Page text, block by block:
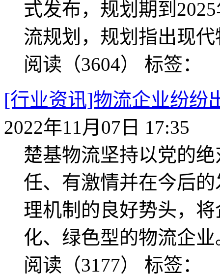
式发布，规划期到
流规划，规划指出现
阅读（3604） 标签：
[行业资讯]物流企业纷纷
2022年11月07日 17:35
楚基物流坚持以党的
任、有激情并在今后
理机制的良好势头，
化、绿色型的物流企业
阅读（3177） 标签：